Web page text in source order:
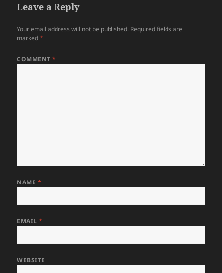
Leave a Reply
Your email address will not be published. Required fields are
marked*
COMMENT*
NAME *
EMAIL*
WEBSITE